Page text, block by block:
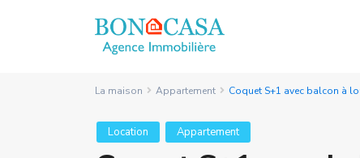
La maison Appartement Coquet S+1 avec balcon à
Location Appartement